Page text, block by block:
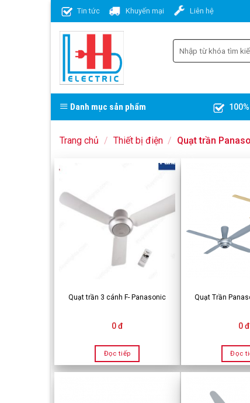
Skip
to
content
Tin tức Khuyến mại Liên hệ
Danh mục sản phẩm
Trang chủ / Thiết bị điện / Quạt trần
Quạt trần 3 cánh F- Panasonic
0 đ
Đọc tiếp
Quạt Trần
0 đ
Đọc